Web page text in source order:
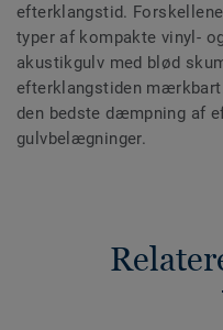
efterklangstid.
typer af kompakte vinyl-
akustikgulv med blød
efterklangstiden
den bedste dæmpning af
gulvbelægninger.